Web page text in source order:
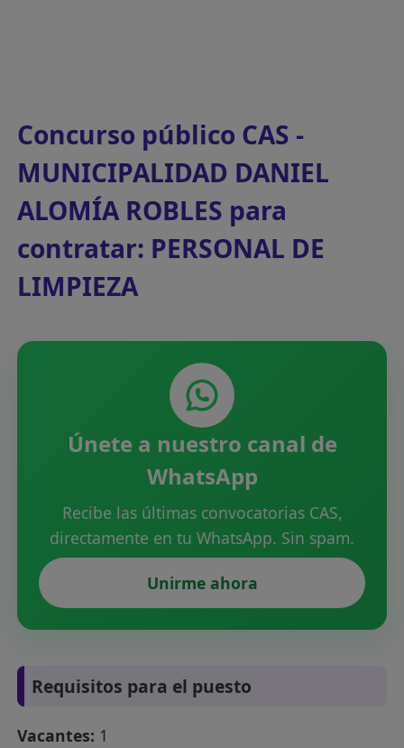
Concurso público CAS -
MUNICIPALIDAD DANIEL
ALOMÍA ROBLES para
contratar: PERSONAL DE
LIMPIEZA
Únete a nuestro canal de
WhatsApp
Recibe las últimas convocatorias CAS,
directamente en tu WhatsApp. Sin spam.
Unirme ahora
Requisitos para el puesto
Vacantes: 1